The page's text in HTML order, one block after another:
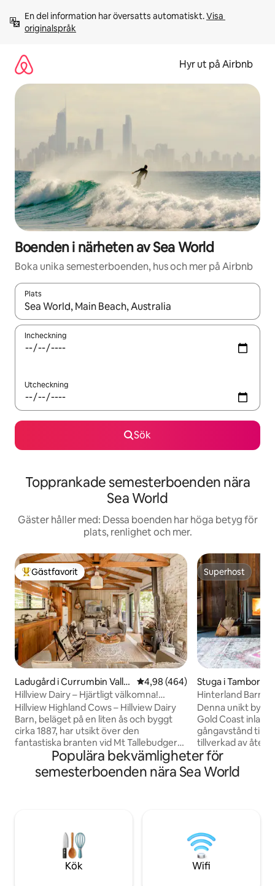
innehåll
En del information har översatts automatiskt. Visa
originalspråk
Hyr ut på Airbnb
Boenden i närheten av Sea World
Boka unika semesterboenden, hus och mer på Airbnb
Plats
När resultaten är tillgängliga kan du navigera med upp- och
Incheckning
Utcheckning
Sök
Topprankade semesterboenden nära
Sea World
Gäster håller med: Dessa boenden har höga betyg för
plats, renlighet och mer.
Populär gästfavorit
Gästfavorit
Ladugård i Currumbin Valle
y
4,98 av 5 i genomsnittligt
4,98 (464)
Hillview Dairy – Hjärtligt välkomna!
Highland Farm Cows
Hillview Highland Cows – Hillview Dairy
Barn, beläget på en liten ås och byggt
cirka 1887, har utsikt över den
fantastiska branten vid Mt Tallebudgera,
Currumbin Creek och det
jordbrukspräglade dallandskapet. 🐮
Daglig kosköttning och 🐴 Hästutfodring
en del av strukturen i en blomstrande
mjölkgård i det spektakulära Gold Coast
Hinterland. Omgiven av flera tunnland
jordbruksmark.
Superhost
Superhost
Stuga i
Hinterland Barn,
restauranger
Denna unikt
Gold Coast inland
gångavstånd till
tillverkad av
ligger på en 18
av gröna gräsmattor. En
med eget
självuppblåsande
sängkläder ingår
utrustat kök
däck med utsikt
Populära bekvämligheter för
semesterboenden nära Sea World
Kök Wifi